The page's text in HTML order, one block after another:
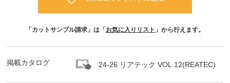
「カットサンプル請求」は「お気に入りリスト 」から行えます。
掲載カタログ 24-26 リアテック VOL.12(REATEC)